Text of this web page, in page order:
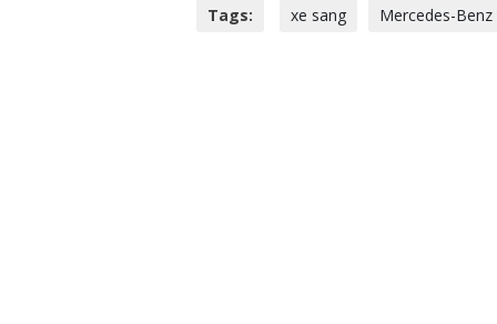
Tags: xe sang Mercedes-